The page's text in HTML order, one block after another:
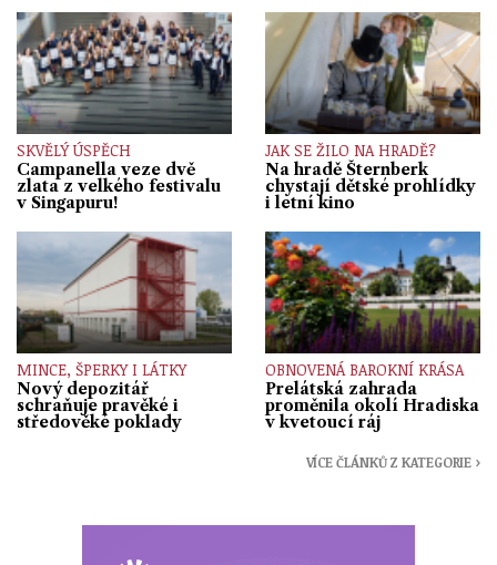
SKVĚLÝ ÚSPĚCH
Campanella veze dvě
zlata z velkého festivalu
v Singapuru!
JAK SE ŽILO NA HRADĚ?
Na hradě Šternberk
chystají dětské prohlídky
i letní kino
MINCE, ŠPERKY I LÁTKY
Nový depozitář
schraňuje pravěké i
středověké poklady
OBNOVENÁ BAROKNÍ KRÁSA
Prelátská zahrada
proměnila okolí Hradiska
v kvetoucí ráj
VÍCE ČLÁNKŮ Z KATEGORIE ›